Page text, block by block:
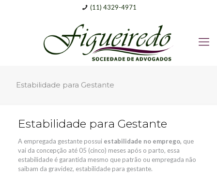
(11) 4329-4971
Estabilidade para Gestante
Estabilidade para Gestante
A empregada gestante possui estabilidade no emprego, que
vai da concepção até 05 (cinco) meses após o parto, essa
estabilidade é garantida mesmo que patrão ou empregada não
saibam da gravidez, estabilidade para gestante.